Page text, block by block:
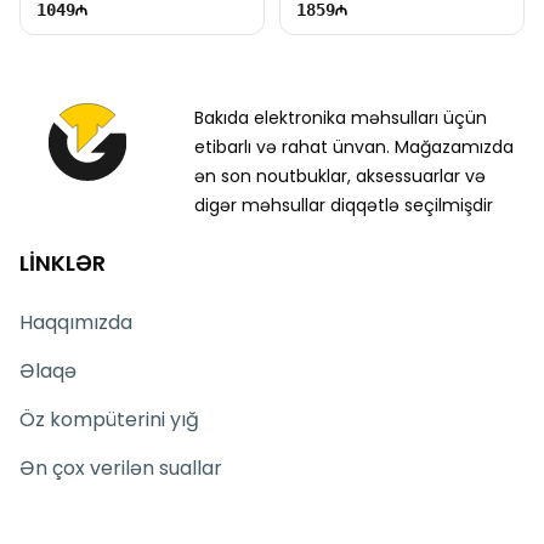
1049 1859
Bakıda elektronika məhsulları üçün
etibarlı və rahat ünvan. Mağazamızda
ən son noutbuklar, aksessuarlar və
digər məhsullar diqqətlə seçilmişdir
LİNKLƏR
Haqqımızda
Əlaqə
Öz kompüterini yığ
Ən çox verilən suallar